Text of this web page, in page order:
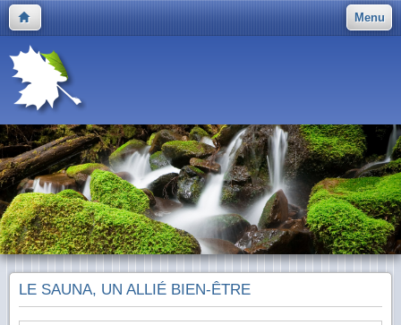
Menu
LE SAUNA, UN ALLIÉ BIEN-ÊTRE